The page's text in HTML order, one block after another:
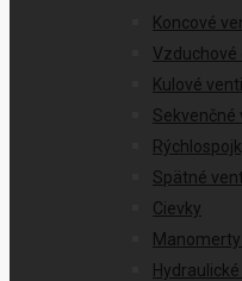
Koncové
Vzduchové
Kulové
Sekvenčné
Spätné
Cievky